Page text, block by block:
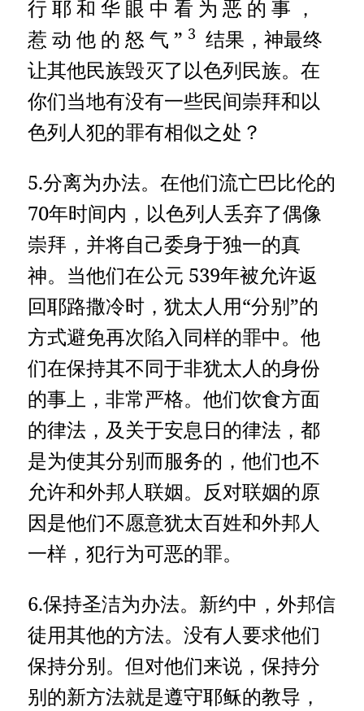
行 耶 和 华 眼 中 看 为 恶 的 事 ，
惹 动 他 的 怒 气 ” 3 结果，神最终
让其他民族毁灭了以色列民族。在
你们当地有没有一些民间崇拜和以
色列人犯的罪有相似之处？
5.分离为办法。在他们流亡巴比伦的
70年时间内，以色列人丢弃了偶像
崇拜，并将自己委身于独一的真
神。当他们在公元 539年被允许返
回耶路撒冷时，犹太人用“分别”的
方式避免再次陷入同样的罪中。他
们在保持其不同于非犹太人的身份
的事上，非常严格。他们饮食方面
的律法，及关于安息日的律法，都
是为使其分别而服务的，他们也不
允许和外邦人联姻。反对联姻的原
因是他们不愿意犹太百姓和外邦人
一样，犯行为可恶的罪。
6.保持圣洁为办法。新约中，外邦信
徒用其他的方法。没有人要求他们
保持分别。但对他们来说，保持分
别的新方法就是遵守耶稣的教导，